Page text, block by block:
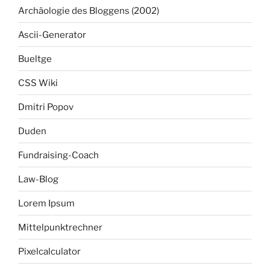
Archäologie des Bloggens (2002)
Ascii-Generator
Bueltge
CSS Wiki
Dmitri Popov
Duden
Fundraising-Coach
Law-Blog
Lorem Ipsum
Mittelpunktrechner
Pixelcalculator